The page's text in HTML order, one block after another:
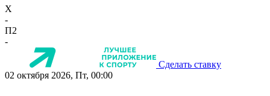
X
-
П2
-
Сделать ставку
02 октября 2026, Пт, 00:00